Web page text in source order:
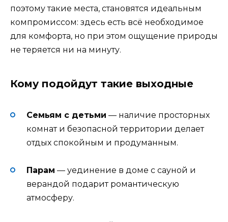
поэтому такие места, становятся идеальным
компромиссом: здесь есть всё необходимое
для комфорта, но при этом ощущение природы
не теряется ни на минуту.
Кому подойдут такие выходные
Семьям с детьми — наличие просторных
комнат и безопасной территории делает
отдых спокойным и продуманным.
Парам — уединение в доме с сауной и
верандой подарит романтическую
атмосферу.